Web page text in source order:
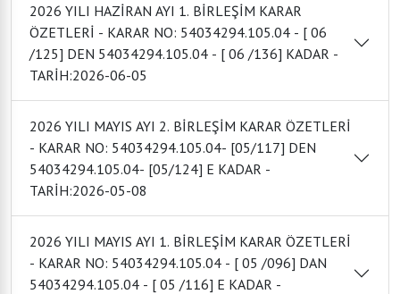
2026 YILI HAZİRAN AYI 1. BİRLEŞİM KARAR
ÖZETLERİ - KARAR NO: 54034294.105.04 - [ 06
/125] DEN 54034294.105.04 - [ 06 /136] KADAR -
TARİH:2026-06-05
2026 YILI MAYIS AYI 2. BİRLEŞİM KARAR ÖZETLERİ
- KARAR NO: 54034294.105.04- [05/117] DEN
54034294.105.04- [05/124] E KADAR -
TARİH:2026-05-08
2026 YILI MAYIS AYI 1. BİRLEŞİM KARAR ÖZETLERİ
- KARAR NO: 54034294.105.04 - [ 05 /096] DAN
54034294.105.04 - [ 05 /116] E KADAR -